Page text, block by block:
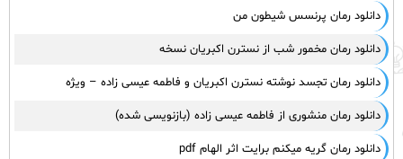
دانلود رمان پرنسس شیطون من
دانلود رمان مخمور شب از نسترن اکبریان نسخه
دانلود رمان تجسد نوشته نسترن اکبریان و فاطمه عیسی زاده – ویژه
دانلود رمان منشوری از فاطمه عیسی زاده (بازنویسی شده)
دانلود رمان گریه میکنم برایت اثر الهام pdf